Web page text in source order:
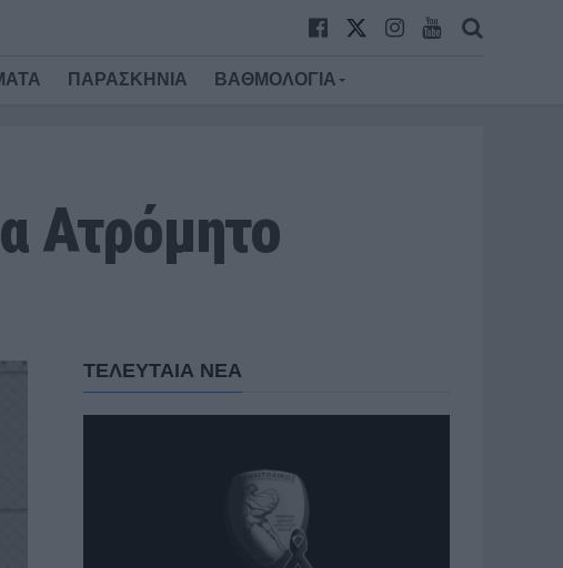
ΠΑΡΑΣΚΗΝΙΑ ΒΑΘΜΟΛΟΓΙΑ
Ατρόμητο
ΤΕΛΕΥΤΑΙΑ ΝΕΑ